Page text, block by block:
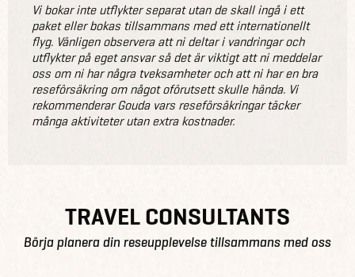
Vi bokar inte utflykter separat utan de skall ingå i ett
paket eller bokas tillsammans med ett internationellt
flyg. Vänligen observera att ni deltar i vandringar och
utflykter på eget ansvar så det är viktigt att ni meddelar
oss om ni har några tveksamheter och att ni har en bra
reseförsäkring om något oförutsett skulle hända. Vi
rekommenderar Gouda vars reseförsäkringar täcker
många aktiviteter utan extra kostnader.
TRAVEL CONSULTANTS
Börja planera din reseupplevelse tillsammans med oss